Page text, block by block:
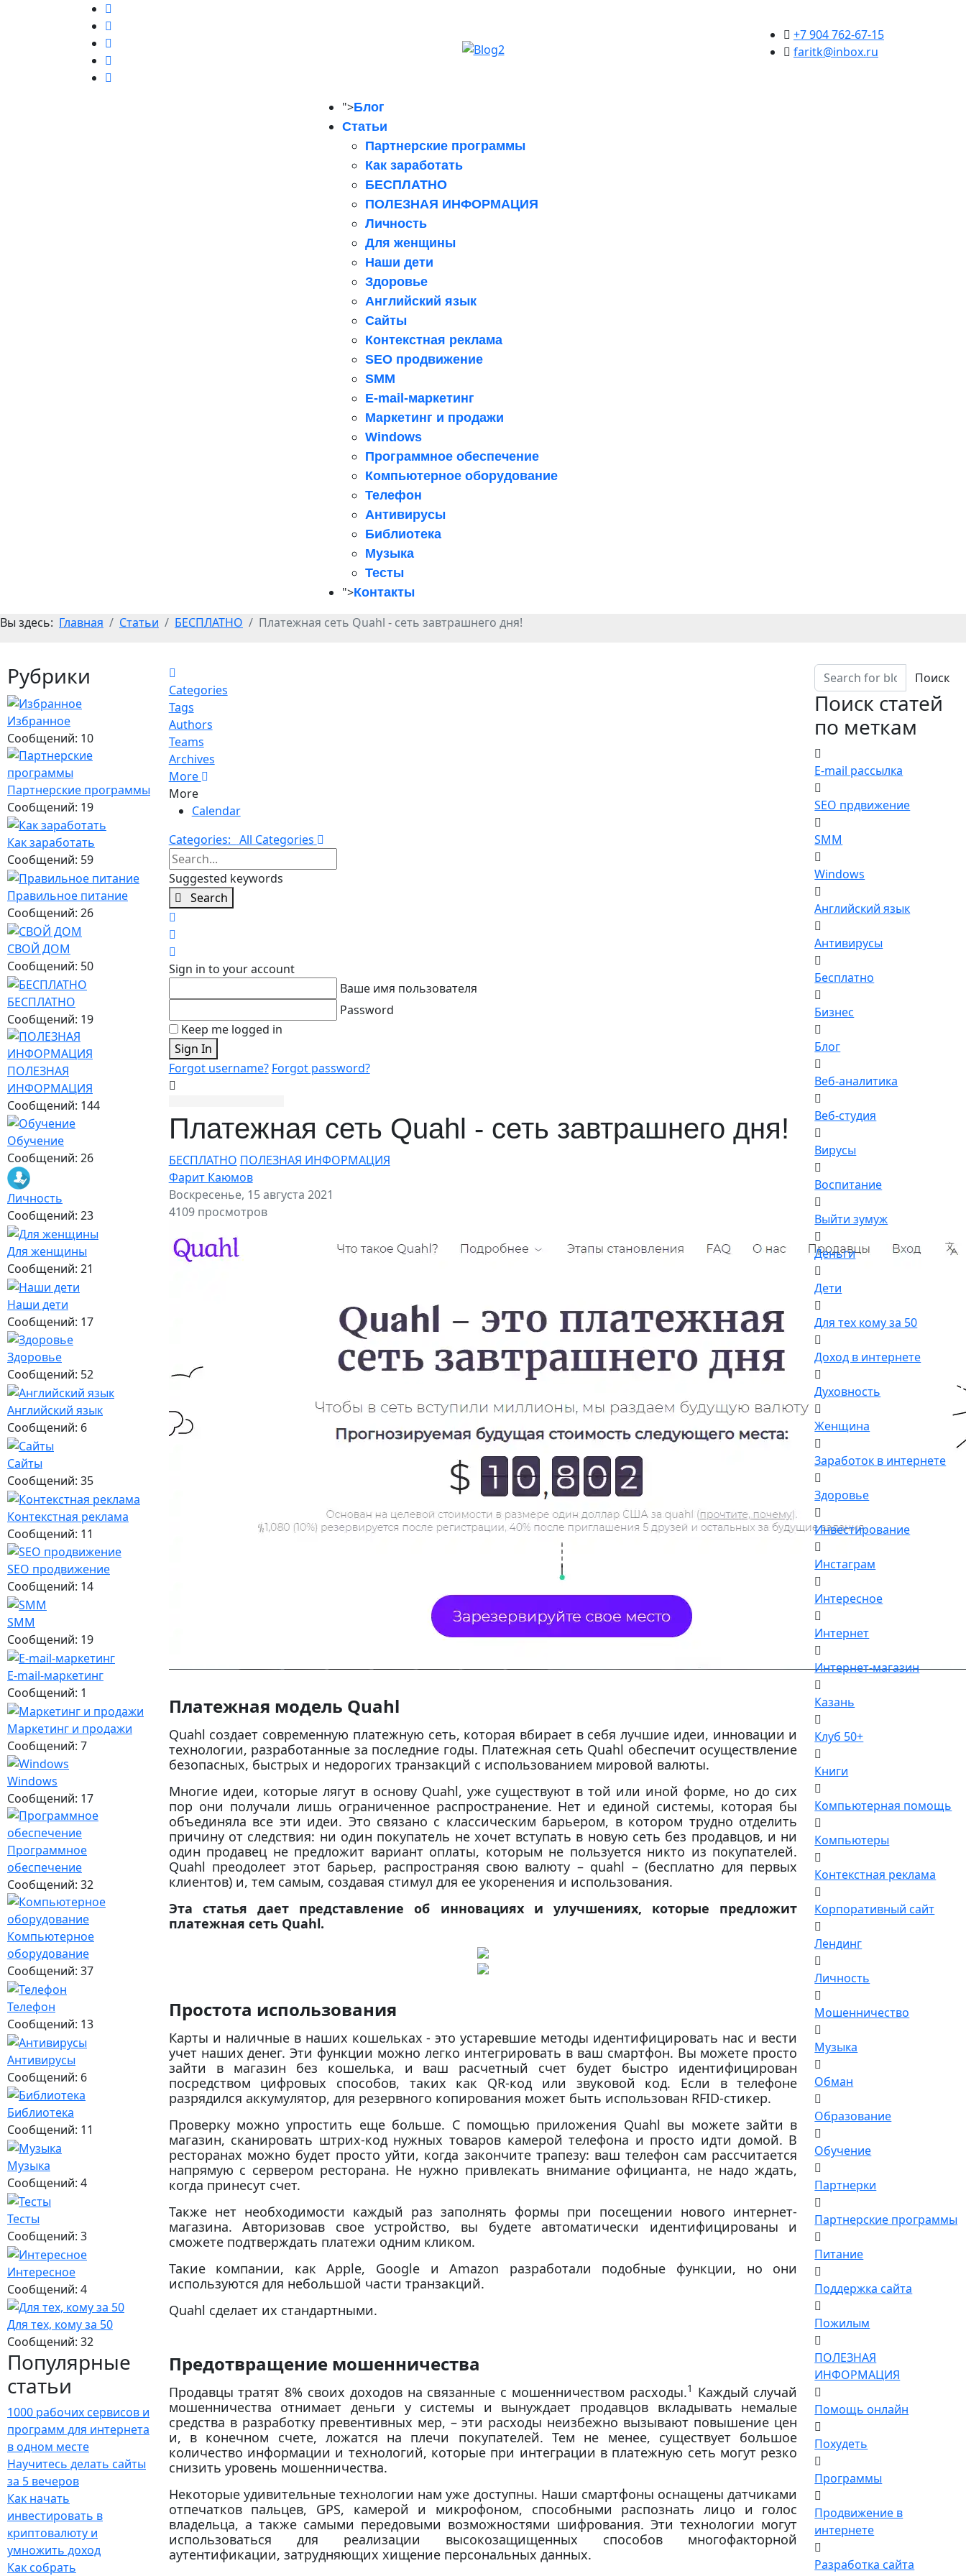
+7 904 762-67-15
faritk@inbox.ru
">Блог
Статьи
Партнерские программы
Как заработать
БЕСПЛАТНО
ПОЛЕЗНАЯ ИНФОРМАЦИЯ
Личность
Для женщины
Наши дети
Здоровье
Английский язык
Сайты
Контекстная реклама
SEO продвижение
SMM
E-mail-маркетинг
Маркетинг и продажи
Windows
Программное обеспечение
Компьютерное оборудование
Телефон
Антивирусы
Библиотека
Музыка
Тесты
">Контакты
Вы здесь: Главная Статьи БЕСПЛАТНО Платежная сеть Quahl - сеть завтрашнего дня!
Рубрики
Избранное
Сообщений: 10
Партнерские программы
Сообщений: 19
Как заработать
Сообщений: 59
Правильное питание
Сообщений: 26
СВОЙ ДОМ
Сообщений: 50
БЕСПЛАТНО
Сообщений: 19
ПОЛЕЗНАЯ
ИНФОРМАЦИЯ
Сообщений: 144
Обучение
Сообщений: 26
Личность
Сообщений: 23
Для женщины
Сообщений: 21
Наши дети
Сообщений: 17
Здоровье
Сообщений: 52
Английский язык
Сообщений: 6
Сайты
Сообщений: 35
Контекстная реклама
Сообщений: 11
SEO продвижение
Сообщений: 14
SMM
Сообщений: 19
E-mail-маркетинг
Сообщений: 1
Маркетинг и продажи
Сообщений: 7
Windows
Сообщений: 17
Программное
обеспечение
Сообщений: 32
Компьютерное
оборудование
Сообщений: 37
Телефон
Сообщений: 13
Антивирусы
Сообщений: 6
Библиотека
Сообщений: 11
Музыка
Сообщений: 4
Тесты
Сообщений: 3
Интересное
Сообщений: 4
Для тех, кому за 50
Сообщений: 32
Популярные
статьи
1000 рабочих сервисов и
программ для интернета
в одном месте
Научитесь делать сайты
за 5 вечеров
Как начать
инвестировать в
криптовалюту и
умножить доход
Как собрать
Categories
Tags
Authors
Teams
Archives
More
More
Calendar
Categories: All Categories
Search...
Suggested keywords
Search
Sign in to your account
Ваше имя пользователя
Password
Keep me logged in
Sign In
Forgot username? Forgot password?
Платежная сеть Quahl - сеть завтрашнего дня!
БЕСПЛАТНО ПОЛЕЗНАЯ ИНФОРМАЦИЯ
Фарит Каюмов
Воскресенье, 15 августа 2021
4109 просмотров
Платежная модель Quahl
Quahl создает современную платежную сеть, которая вбирает в себя лучшие идеи, инновации и
технологии, разработанные за последние годы. Платежная сеть Quahl обеспечит осуществление
безопасных, быстрых и недорогих транзакций с использованием мировой валюты.
Многие идеи, которые лягут в основу Quahl, уже существуют в той или иной форме, но до сих
пор они получали лишь ограниченное распространение. Нет и единой системы, которая бы
объединяла все эти идеи. Это связано с классическим барьером, в котором трудно отделить
причину от следствия: ни один покупатель не хочет вступать в новую сеть без продавцов, и ни
один продавец не предложит вариант оплаты, которым не пользуется никто из покупателей.
Quahl преодолеет этот барьер, распространяя свою валюту – quahl – (бесплатно для первых
клиентов) и, тем самым, создавая стимул для ее укоренения и использования.
Эта статья дает представление об инновациях и улучшениях, которые предложит
платежная сеть Quahl.
Простота использования
Карты и наличные в наших кошельках - это устаревшие методы идентифицировать нас и вести
учет наших денег. Эти функции можно легко интегрировать в ваш смартфон. Вы можете просто
зайти в магазин без кошелька, и ваш расчетный счет будет быстро идентифицирован
посредством цифровых способов, таких как QR-код или звуковой код. Если в телефоне
разрядился аккумулятор, для резервного копирования может быть использован RFID-стикер.
Проверку можно упростить еще больше. С помощью приложения Quahl вы можете зайти в
магазин, сканировать штрих-код нужных товаров камерой телефона и просто идти домой. В
ресторанах можно будет просто уйти, когда закончите трапезу: ваш телефон сам рассчитается
напрямую с сервером ресторана. Не нужно привлекать внимание официанта, не надо ждать,
когда принесут счет.
Также нет необходимости каждый раз заполнять формы при посещении нового интернет-
магазина. Авторизовав свое устройство, вы будете автоматически идентифицированы и
сможете подтверждать платежи одним кликом.
Такие компании, как Apple, Google и Amazon разработали подобные функции, но они
используются для небольшой части транзакций.
Quahl сделает их стандартными.
Предотвращение мошенничества
Продавцы тратят 8% своих доходов на связанные с мошенничеством расходы.1
Каждый случай
мошенничества отнимает деньги у системы и вынуждает продавцов вкладывать немалые
средства в разработку превентивных мер, – эти расходы неизбежно вызывают повышение цен
и, в конечном счете, ложатся на плечи покупателей. Тем не менее, существует большое
количество информации и технологий, которые при интеграции в платежную сеть могут резко
снизить уровень мошенничества.
Некоторые удивительные технологии нам уже доступны. Наши смартфоны оснащены датчиками
отпечатков пальцев, GPS, камерой и микрофоном, способными распознать лицо и голос
владельца, а также самыми передовыми возможностями шифрования. Эти технологии могут
использоваться для реализации высокозащищенных способов многофакторной
аутентификации, затрудняющих хищение персональных данных.
Поиск
Поиск статей
по меткам
E-mail рассылка
SEO прдвижение
SMM
Windows
Английский язык
Антивирусы
Бесплатно
Бизнес
Блог
Веб-аналитика
Веб-студия
Вирусы
Воспитание
Выйти зумуж
Деньги
Дети
Для тех кому за 50
Доход в интернете
Духовность
Женщина
Заработок в интернете
Здоровье
Инвестирование
Инстаграм
Интересное
Интернет
Интернет-магазин
Казань
Клуб 50+
Книги
Компьютерная помощь
Компьютеры
Контекстная реклама
Корпоративный сайт
Лендинг
Личность
Мошенничество
Музыка
Обман
Образование
Обучение
Партнерки
Партнерские программы
Питание
Поддержка сайта
Пожилым
ПОЛЕЗНАЯ
ИНФОРМАЦИЯ
Помощь онлайн
Похудеть
Программы
Продвижение в
интернете
Разработка сайта